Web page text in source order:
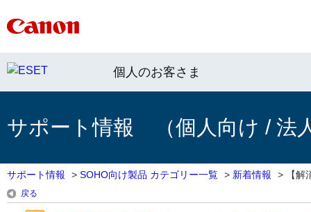
個人のお客さま
サポート情報 （個人向け / 法
サポート情報 > SOHO向け製品 カテゴリー一覧 > 新着情報 > 【
戻る